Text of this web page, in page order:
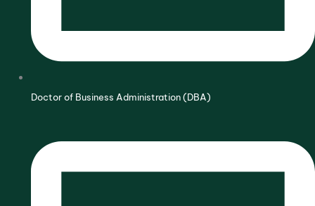
Doctor of Business Administration (DBA)